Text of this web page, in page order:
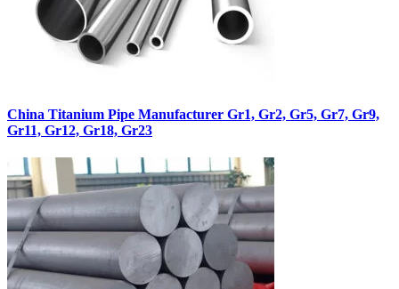
China Titanium Pipe Manufacturer Gr1, Gr2, Gr5, Gr7, Gr9,
Gr11, Gr12, Gr18, Gr23